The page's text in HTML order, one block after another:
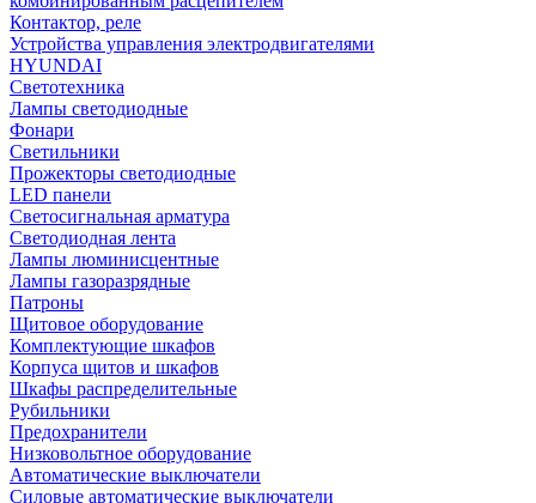
Контактор, реле
Устройства управления электродвигателями
HYUNDAI
Светотехника
Лампы светодиодные
Фонари
Светильники
Прожекторы светодиодные
LED панели
Светосигнальная арматура
Светодиодная лента
Лампы люминисцентные
Лампы газоразрядные
Патроны
Щитовое оборудование
Комплектующие шкафов
Корпуса щитов и шкафов
Шкафы распределительные
Рубильники
Предохранители
Низковольтное оборудование
Автоматические выключатели
Силовые автоматические выключатели